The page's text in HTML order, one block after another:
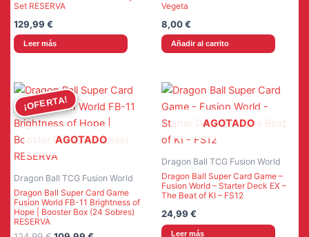
Set RESERVA
129,99 €
Leer más
Vegeta
8,00€
Añadir al carrito
¡OFERTA!
AGOTADO
¡OFERTA!
Dragon Ball TCG Fusion World
Dragon Ball Super Card Game
Fusion World FB-11 Brightness of
Hope | Booster Box (24 Sobres)
RESERVA
AGOTADO
Dragon Ball TCG Fusion World
Dragon Ball Super Card Game –
Fusion World – Starter Deck EX –
The Beat of KI – FS12
24,99 €
Leer más